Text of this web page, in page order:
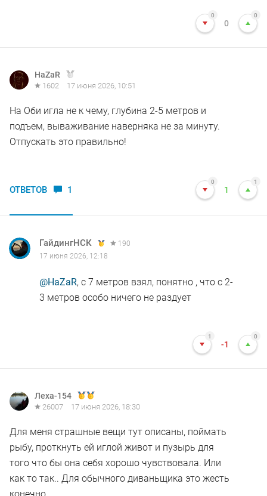
0
0
0
HaZaR
1602 17 июня 2026, 10:51
На Оби игла не к чему, глубина 2-5 метров и
подъем, вываживание наверняка не за минуту.
Отпускать это правильно!
ОТВЕТОВ 1
0
1
1
ГайдингНСК
190
17 июня 2026, 12:18
@HaZaR, с 7 метров взял, понятно , что с 2-
3 метров особо ничего не раздует
1
-1
0
Леха-154
26007 17 июня 2026, 18:30
Для меня страшные вещи тут описаны, поймать
рыбу, проткнуть ей иглой живот и пузырь для
того что бы она себя хорошо чувствовала. Или
как то так.. Для обычного диваньщика это жесть